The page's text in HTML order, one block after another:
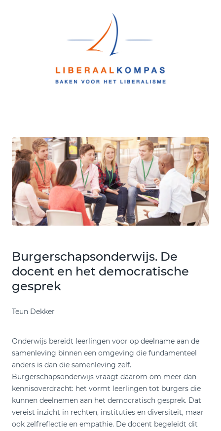
Burgerschapsonderwijs. De
docent en het democratische
gesprek
Teun Dekker
Onderwijs bereidt leerlingen voor op deelname aan de
samenleving binnen een omgeving die fundamenteel
anders is dan die samenleving zelf.
Burgerschapsonderwijs vraagt daarom om meer dan
kennisoverdracht: het vormt leerlingen tot burgers die
kunnen deelnemen aan het democratisch gesprek. Dat
vereist inzicht in rechten, instituties en diversiteit, maar
ook zelfreflectie en empathie. De docent begeleidt dit